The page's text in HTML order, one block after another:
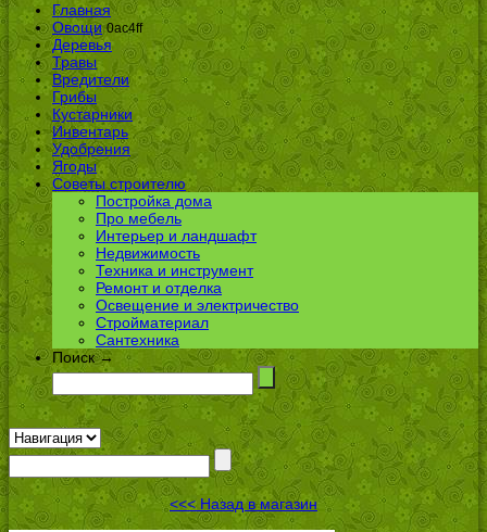
Главная
Овощи 0ac4ff
Деревья
Травы
Вредители
Грибы
Кустарники
Инвентарь
Удобрения
Ягоды
Советы строителю
Постройка дома
Про мебель
Интерьер и ландшафт
Недвижимость
Техника и инструмент
Ремонт и отделка
Освещение и электричество
Стройматериал
Сантехника
Поиск →
<<< Назад в магазин